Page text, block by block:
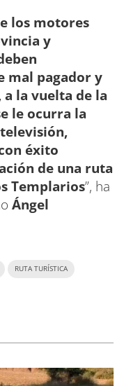
los motores
y
mal pagador y
la vuelta de la
le ocurra la
éxito
de una ruta
Templarios”, ha
Ángel
RUTA TURÍSTICA